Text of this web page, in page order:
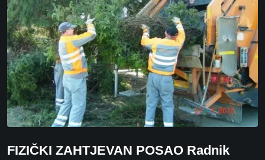
FIZIČKI ZAHTJEVAN POSAO Radnik